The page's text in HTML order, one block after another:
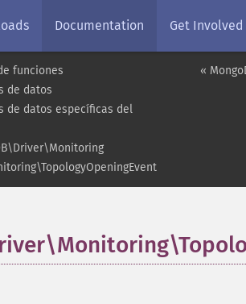
Documentation Get Involved
«
funciones
de datos
de datos específicas del